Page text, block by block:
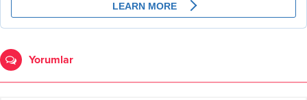
Yorumlar